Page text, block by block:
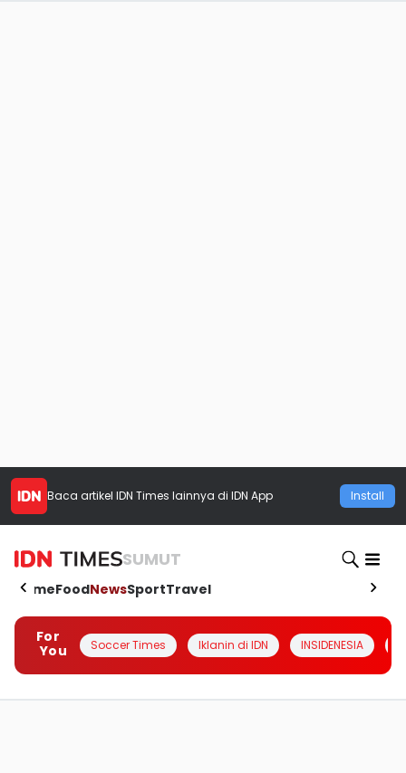
Baca artikel IDN Times lainnya di IDN App Install
SUMUT
HomeFoodNewsSportTravel
For
You
Soccer Times Iklanin di IDN INSIDENESIA